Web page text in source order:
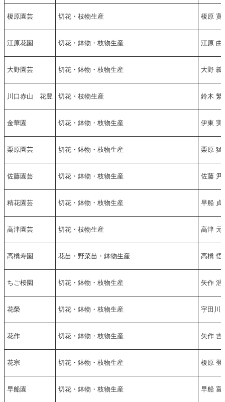
榎原園芸 切花・枝物生産 榎原 寛
江原花園 切花・鉢物・枝物生産 江原 由
大野園芸 切花・鉢物・枝物生産 大野 義
川口赤山 花豊 切花・枝物生産 鈴木 繁
金華園 切花・鉢物・枝物生産 伊東 実
栗原園芸 切花・鉢物・枝物生産 栗原 猛
佐藤園芸 切花・鉢物・枝物生産 佐藤 尹
精花園芸 切花・鉢物・枝物生産 早船 貞
高津園芸 切花・枝物生産 高津 元
高橋寿園 花苗・野菜苗・鉢物生産 高橋 悟
ちご桜園 切花・鉢物・枝物生産 矢作 浩
花榮 切花・鉢物・枝物生産 宇田川
花作 切花・鉢物・枝物生産 矢作 吉
花宗 切花・鉢物・枝物生産 榎原 登
早船園 切花・鉢物・枝物生産 早船 富